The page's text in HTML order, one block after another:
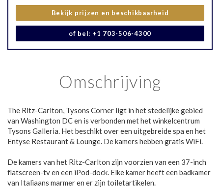
Bekijk prijzen en beschikbaarheid
of bel: +1 703-506-4300
Omschrijving
The Ritz-Carlton, Tysons Corner ligt in het stedelijke gebied
van Washington DC en is verbonden met het winkelcentrum
Tysons Galleria. Het beschikt over een uitgebreide spa en het
Entyse Restaurant & Lounge. De kamers hebben gratis WiFi.
De kamers van het Ritz-Carlton zijn voorzien van een 37-inch
flatscreen-tv en een iPod-dock. Elke kamer heeft een badkamer
van Italiaans marmer en er zijn toiletartikelen.